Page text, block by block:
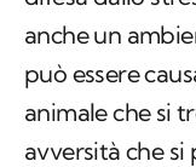
anche un
può essere
animale che si
avversità che